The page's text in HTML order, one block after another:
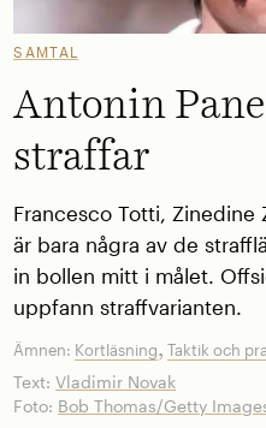
SAMTAL
Antonin
straffar
Francesco Totti, Zinedine
är bara några av de
in bollen mitt i målet.
uppfann straffvarianten.
Ämnen: Kortläsning,Taktik och
Text:Vladimir Novak
Foto: Bob Thomas/Getty